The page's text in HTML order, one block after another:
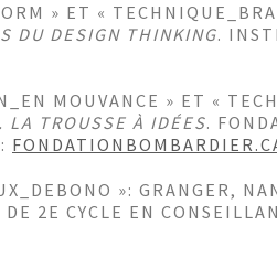
» ET «
DU DESIGN THINKING.
MOUVANCE » ET «
LA TROUSSE À IDÉES.
»: GRANGER,
2E CYCLE EN